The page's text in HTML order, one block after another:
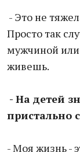
- Это не
Просто так
мужчиной
живешь.
- На детей
пристально
- Моя жизнь -